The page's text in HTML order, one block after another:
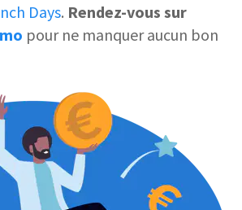
Days. Rendez-vous sur
pour ne manquer aucun bon